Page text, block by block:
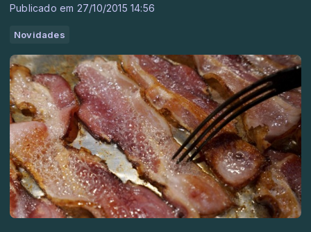
Publicado em 27/10/2015 14:56
Novidades